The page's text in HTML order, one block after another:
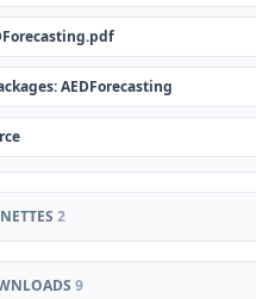
AEDForecasting
2
9